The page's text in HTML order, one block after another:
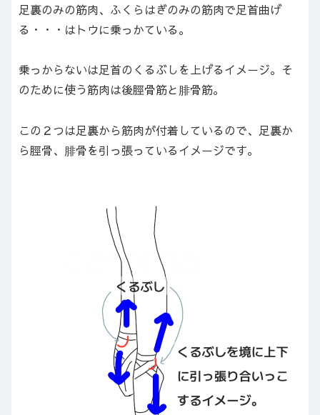
足裏のみの筋肉、ふくらはぎのみの筋肉で足首曲げ
る・・・はトウに乗っかている。
乗っからないは足首のくるぶしを上げるイメージ。そ
のために使う筋肉は後脛骨筋と腓骨筋。
この２つは足裏から筋肉が付着しているので、足裏か
ら脛骨、腓骨を引っ張っているイメージです。